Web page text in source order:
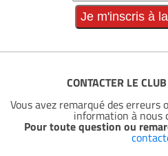
CONTACTER LE
Vous avez remarqué des erreurs
information à nous
Pour toute question ou